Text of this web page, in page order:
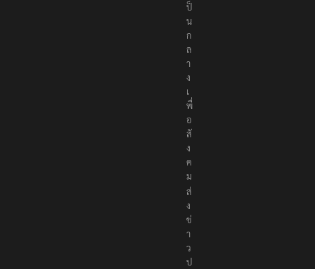
ป็
น
ก
ล
า
ง
เ
พื่
อ
สั
ง
ค
ม
ส่
ง
ข่
า
ว
ป